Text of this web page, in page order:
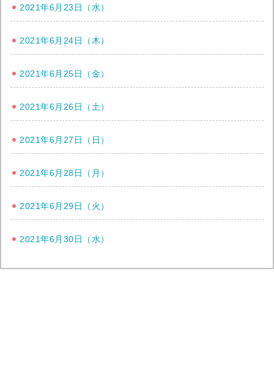
2021年6月23日（水）
2021年6月24日（木）
2021年6月25日（金）
2021年6月26日（土）
2021年6月27日（日）
2021年6月28日（月）
2021年6月29日（火）
2021年6月30日（水）